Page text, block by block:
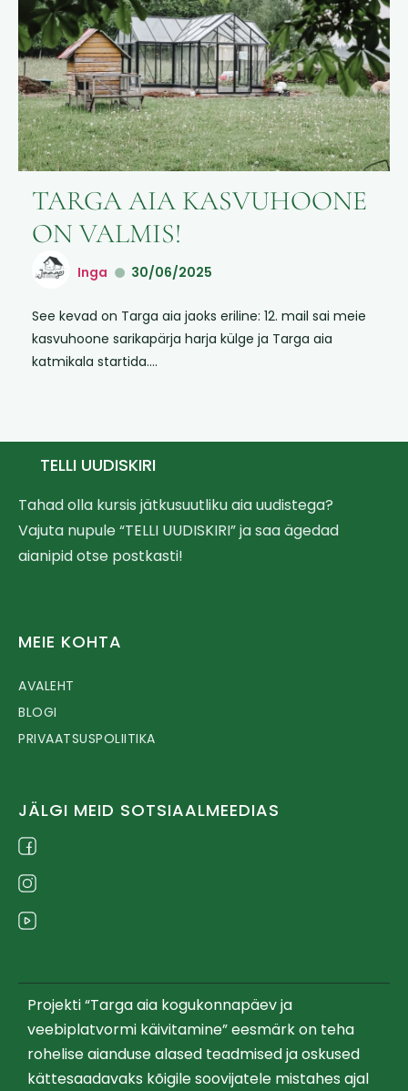
TARGA AIA KASVUHOONE
ON VALMIS!
Inga 30/06/2025
See kevad on Targa aia jaoks eriline: 12. mail sai meie
kasvuhoone sarikapärja harja külge ja Targa aia
katmikala startida....
TELLI UUDISKIRI
Tahad olla kursis jätkusuutliku aia uudistega?
Vajuta nupule “TELLI UUDISKIRI” ja saa ägedad
aianipid otse postkasti!
MEIE KOHTA
AVALEHT
BLOGI
PRIVAATSUSPOLIITIKA
JÄLGI MEID SOTSIAALMEEDIAS
Projekti “Targa aia kogukonnapäev ja
veebiplatvormi käivitamine” eesmärk on teha
rohelise aianduse alased teadmised ja oskused
kättesaadavaks kõigile soovijatele mistahes ajal